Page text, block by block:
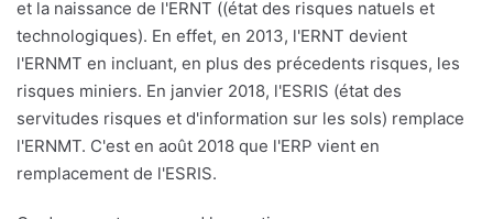
et la naissance de l'ERNT ((état des risques natuels et
technologiques). En effet, en 2013, l'ERNT devient
l'ERNMT en incluant, en plus des précedents risques, les
risques miniers. En janvier 2018, l'ESRIS (état des
servitudes risques et d'information sur les sols) remplace
l'ERNMT. C'est en août 2018 que l'ERP vient en
remplacement de l'ESRIS.